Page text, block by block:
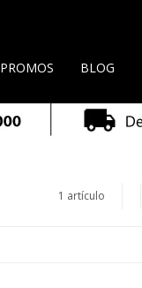
PROMOS BLOG
1 artículo